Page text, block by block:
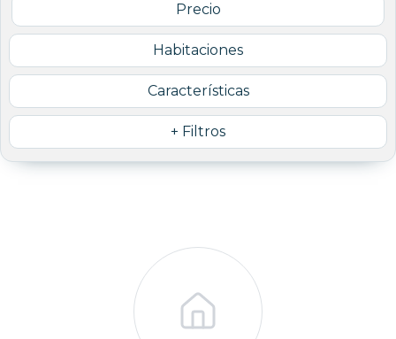
Precio
Habitaciones
Características
+ Filtros